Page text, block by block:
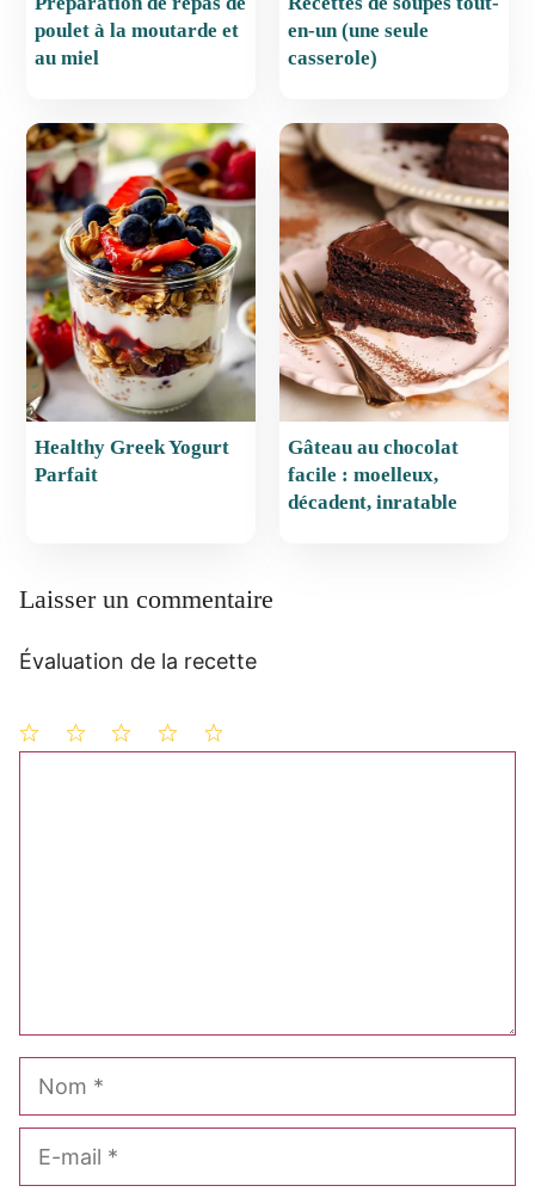
poulet à la moutarde et
au miel
en-un (une seule
casserole)
Healthy Greek Yogurt
Parfait
Gâteau au chocolat
facile : moelleux,
décadent, inratable
Laisser un commentaire
Évaluation de la recette